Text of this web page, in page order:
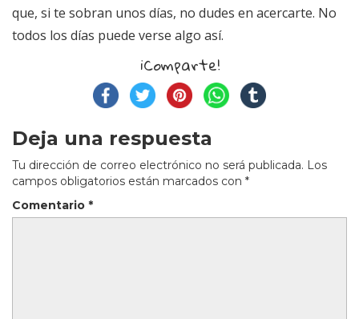
que, si te sobran unos días, no dudes en acercarte. No
todos los días puede verse algo así.
¡Comparte!
Deja una respuesta
Tu dirección de correo electrónico no será publicada. Los
campos obligatorios están marcados con *
Comentario *